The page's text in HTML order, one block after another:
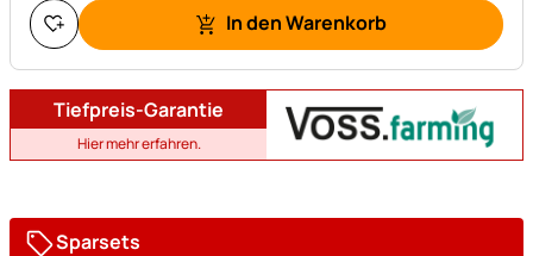
In den Warenkorb
Tiefpreis-Garantie
Hier mehr erfahren.
Sparsets